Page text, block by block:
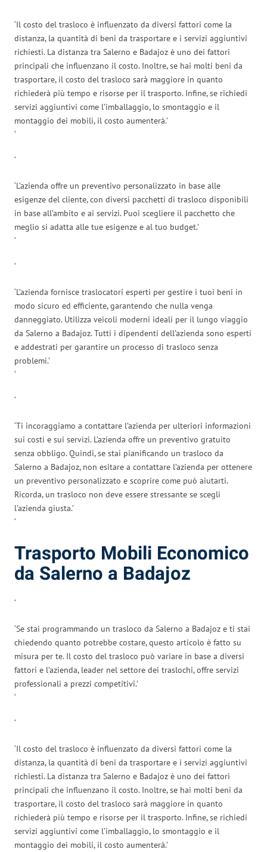
‘Il costo del trasloco è influenzato da diversi fattori come la
distanza, la quantità di beni da trasportare e i servizi aggiuntivi
richiesti. La distanza tra Salerno e Badajoz è uno dei fattori
principali che influenzano il costo. Inoltre, se hai molti beni da
trasportare, il costo del trasloco sarà maggiore in quanto
richiederà più tempo e risorse per il trasporto. Infine, se richiedi
servizi aggiuntivi come l’imballaggio, lo smontaggio e il
montaggio dei mobili, il costo aumenterà.’
‘
‘
‘L’azienda offre un preventivo personalizzato in base alle
esigenze del cliente, con diversi pacchetti di trasloco disponibili
in base all’ambito e ai servizi. Puoi scegliere il pacchetto che
meglio si adatta alle tue esigenze e al tuo budget.’
‘
‘
‘L’azienda fornisce traslocatori esperti per gestire i tuoi beni in
modo sicuro ed efficiente, garantendo che nulla venga
danneggiato. Utilizza veicoli moderni ideali per il lungo viaggio
da Salerno a Badajoz. Tutti i dipendenti dell’azienda sono esperti
e addestrati per garantire un processo di trasloco senza
problemi.’
‘
‘
‘Ti incoraggiamo a contattare l’azienda per ulteriori informazioni
sui costi e sui servizi. L’azienda offre un preventivo gratuito
senza obbligo. Quindi, se stai pianificando un trasloco da
Salerno a Badajoz, non esitare a contattare l’azienda per ottenere
un preventivo personalizzato e scoprire come può aiutarti.
Ricorda, un trasloco non deve essere stressante se scegli
l’azienda giusta.’
‘
Trasporto Mobili Economico
da Salerno a Badajoz
‘
‘Se stai programmando un trasloco da Salerno a Badajoz e ti stai
chiedendo quanto potrebbe costare, questo articolo è fatto su
misura per te. Il costo del trasloco può variare in base a diversi
fattori e l’azienda, leader nel settore dei traslochi, offre servizi
professionali a prezzi competitivi.’
‘
‘
‘Il costo del trasloco è influenzato da diversi fattori come la
distanza, la quantità di beni da trasportare e i servizi aggiuntivi
richiesti. La distanza tra Salerno e Badajoz è uno dei fattori
principali che influenzano il costo. Inoltre, se hai molti beni da
trasportare, il costo del trasloco sarà maggiore in quanto
richiederà più tempo e risorse per il trasporto. Infine, se richiedi
servizi aggiuntivi come l’imballaggio, lo smontaggio e il
montaggio dei mobili, il costo aumenterà.’